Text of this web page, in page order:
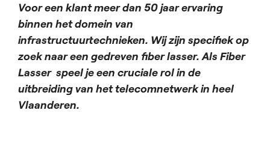
Voor een klant meer dan 50 jaar ervaring
binnen het domein van
infrastructuurtechnieken. Wij zijn specifiek op
zoek naar een gedreven fiber lasser. Als Fiber
Lasser speel je een cruciale rol in de
uitbreiding van het telecomnetwerk in heel
Vlaanderen.